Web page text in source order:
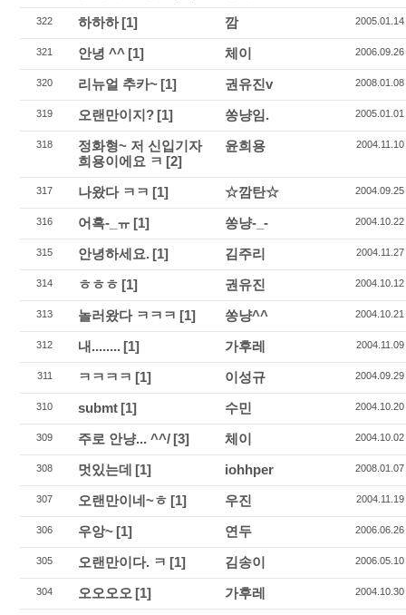
322 하하하[1] 깜 2005.01.14
321 안녕 ^^ [1] 체이 2006.09.26
320 리뉴얼 추카~ [1] 권유진v 2008.01.08
319 오랜만이지? [1] 쏭냥임. 2005.01.01
318
정화형~ 저 신입기자
희용이에요 ㅋ [2]
윤희용 2004.11.10
317 나왔다 ㅋㅋ [1] ☆깜탄☆ 2004.09.25
316 어흑-_ㅠ [1] 쏭냥-_- 2004.10.22
315 안녕하세요. [1] 김주리 2004.11.27
314 ㅎㅎㅎ [1] 권유진 2004.10.12
313 놀러왔다 ㅋㅋㅋ [1] 쏭냥^^ 2004.10.21
312 내........ [1] 가후레 2004.11.09
311 ㅋㅋㅋㅋ [1] 이성규 2004.09.29
310 submt [1] 수민 2004.10.20
309 주로 안냥... ^^/ [3] 체이 2004.10.02
308 멋있는데 [1] iohhper 2008.01.07
307 오랜만이네~ㅎ [1] 우진 2004.11.19
306 우앙~ [1] 연두 2006.06.26
305 오랜만이다. ㅋ [1] 김송이 2006.05.10
304 오오오오 [1] 가후레 2004.10.30